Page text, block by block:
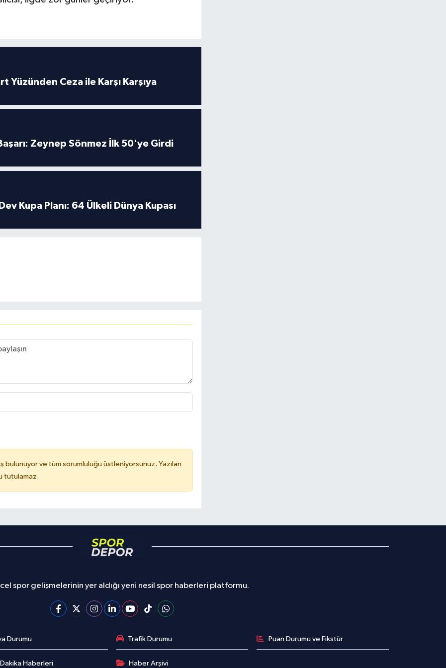
Yüzünden Ceza ile Karşı Karşıya
Zeynep Sönmez İlk 50'ye Girdi
Kupa Planı: 64 Ülkeli Dünya Kupası
bulunuyor ve tüm sorumluluğu üstleniyorsunuz. Yazılan
tutulamaz.
spor gelişmelerinin yer aldığı yeni nesil spor haberleri platformu.
Durumu Trafik Durumu Puan Durumu ve Fikstür
Haberleri Haber Arşivi